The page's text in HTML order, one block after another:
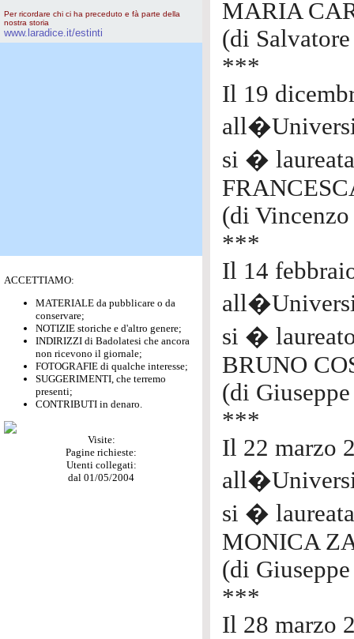
Per ricordare chi ci ha preceduto e fà parte della
nostra storia
www.laradice.it/estinti
ACCETTIAMO:
MATERIALE da pubblicare o da
conservare;
NOTIZIE storiche e d'altro genere;
INDIRIZZI di Badolatesi che ancora
non ricevono il giornale;
FOTOGRAFIE di qualche interesse;
SUGGERIMENTI, che terremo
presenti;
CONTRIBUTI in denaro.
Visite:
Pagine richieste:
Utenti collegati:
dal 01/05/2004
MARIA
(di
***
Il 19
si �
(di
***
Il 14
si �
BRUNO
(di
***
Il 22 marzo
si �
MONICA
(di
***
Il 28 marzo